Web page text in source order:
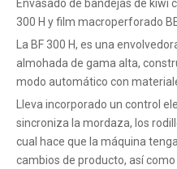
Envasado de bandejas de kiwi
300 H y film macroperforado
La BF 300 H, es una
almohada de gama alta,
modo automático con
Lleva incorporado un control
sincroniza la mordaza, los
cual hace que la máquina
cambios de producto, así